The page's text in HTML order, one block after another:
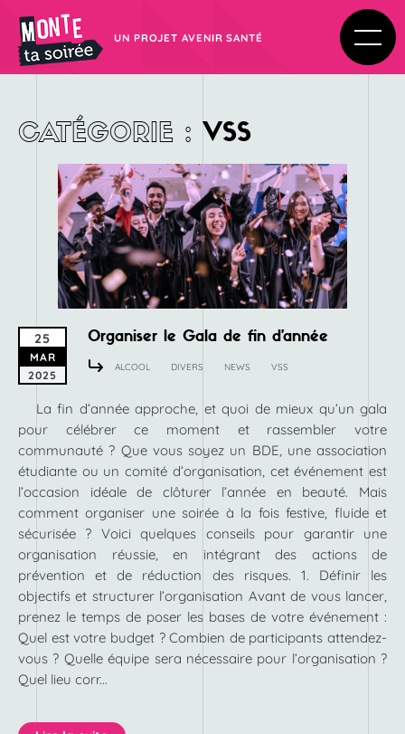
UN PROJET AVENIR SANTÉ
CATÉGORIE : VSS
25
MAR
2025
Organiser le Gala de fin d’année
ALCOOL DIVERS NEWS VSS
La fin d’année approche, et quoi de mieux qu’un gala
pour célébrer ce moment et rassembler votre
communauté ? Que vous soyez un BDE, une association
étudiante ou un comité d’organisation, cet événement est
l’occasion idéale de clôturer l’année en beauté. Mais
comment organiser une soirée à la fois festive, fluide et
sécurisée ? Voici quelques conseils pour garantir une
organisation réussie, en intégrant des actions de
prévention et de réduction des risques. 1. Définir les
objectifs et structurer l’organisation Avant de vous lancer,
prenez le temps de poser les bases de votre événement :
Quel est votre budget ? Combien de participants attendez-
vous ? Quelle équipe sera nécessaire pour l’organisation ?
Quel lieu corr...